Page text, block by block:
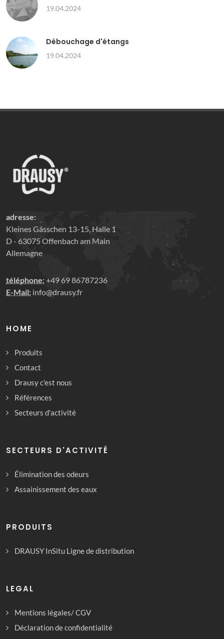
19.04.2024
Débouchage d'étangs
19.04.2024
adresse:
Kleines Gässchen 13-15, Halle 1
D - 63075 Offenbach am Main
Allemagne
téléphone:+49 69 86787236
E-Mail: info@drausy.fr
HOME
Produits
Contact
Drausy c'est nous
Références
Secteurs d'activité
SECTEURS D'ACTIVITÉ
Élimination des odeurs
Assainissement des eaux
PRODUITS
DRAUSY InSitu Ligne de distribution
LEGAL
Mentions légales/ CGV
Déclaration de confidentialité